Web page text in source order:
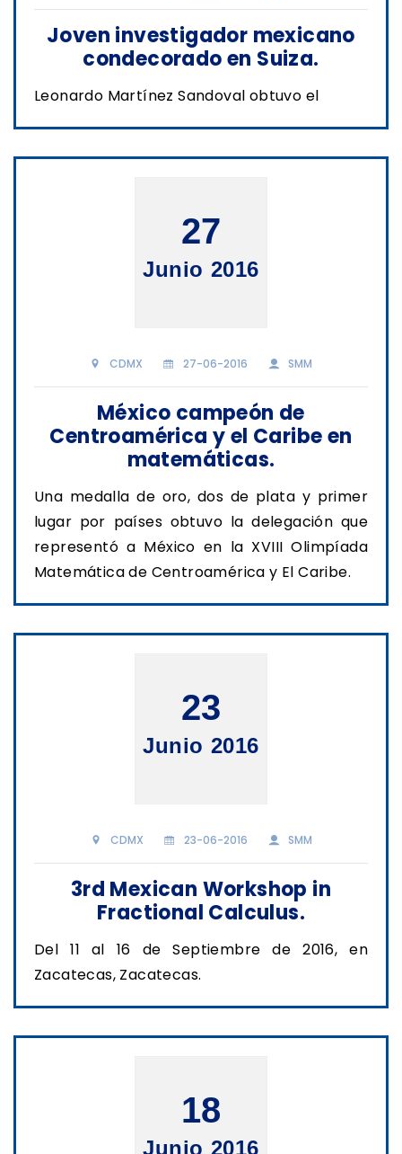
Joven investigador mexicano
condecorado en Suiza.
Leonardo Martínez Sandoval obtuvo el
27
Junio 2016
CDMX 27-06-2016 SMM
México campeón de
Centroamérica y el Caribe en
matemáticas.
Una medalla de oro, dos de plata y primer
lugar por países obtuvo la delegación que
representó a México en la XVIII Olimpíada
Matemática de Centroamérica y El Caribe.
23
Junio 2016
CDMX 23-06-2016 SMM
3rd Mexican Workshop in
Fractional Calculus.
Del 11 al 16 de Septiembre de 2016, en
Zacatecas, Zacatecas.
18
Junio 2016